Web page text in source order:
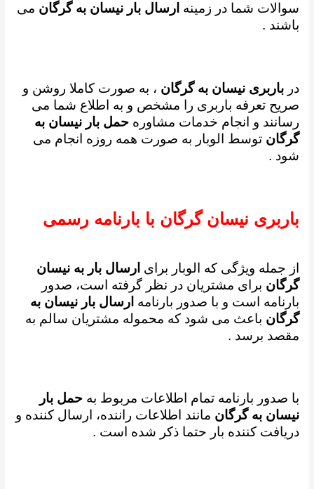
سوالات شما در زمینه ارسال بار نیسان به گرگان می
باشند .
درباربری نیسان به گرگان ، به صورت کاملا روشن و
صریح تعرفه باربری را مشخص و به اطلاع شما می
رسانند و انجام خدمات مشاورهحمل بار نیسان به
گرگان توسط الوبار به صورت همه روزه انجام می
شود .
باربری نیسان گرگان با بارنامه رسمی
از جمله ویژگی که الوبار برای ارسال بار به نیسان
گرگان برای مشتریان در نظر گرفته است، صدور
بارنامه است و با صدور بارنامه ارسال بار نیسان به
گرگان باعث می شود که محموله مشتریان سالم به
مقصد برسد .
با صدور بارنامه تمام اطلاعات مربوط بهحمل بار
نیسان به گرگان مانند اطلاعات راننده، ارسال کننده و
دریافت کننده بار حتما ذکر شده است .